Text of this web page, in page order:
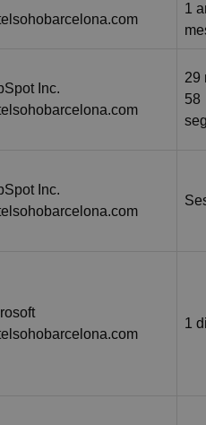
1
Inc.
29
58
Inc.
1